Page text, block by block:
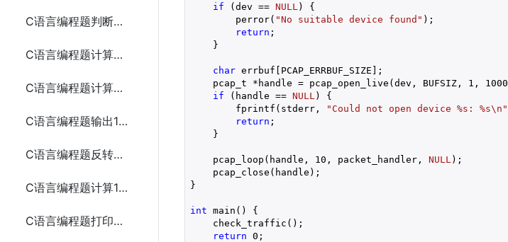
C语言编程题判断一个年份是否为闰年
C语言编程题计算从1到n的自然数之和
C语言编程题计算一个整数的各位数字之和
C语言编程题输出1到100之间的所有素数
C语言编程题反转一个整数
C语言编程题计算1到n的所有偶数之和
C语言编程题打印金字塔形图案
if (dev == NULL ) {
        perror(
"No suitable device found" );
return ;
    }
char errbuf[PCAP_ERRBUF_SIZE];
    pcap_t *handle = pcap_open_live(dev, BUFSIZ,
1 , 1000
if (handle == NULL ) {
        fprintf(stderr,
"Could not open device %s: %s\n"
return ;
    }
    pcap_loop(handle,
10 , packet_handler, NULL );
    pcap_close(handle);
}
int main() {
    check_traffic();
return 0 ;